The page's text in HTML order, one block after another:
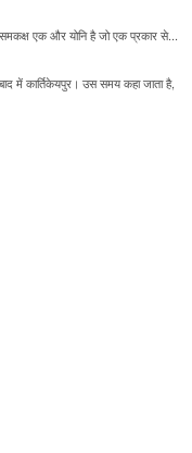
समकक्ष एक और योनि है जो एक प्रकार से...
में कार्तिकेयपुर। उस समय कहा जाता है,